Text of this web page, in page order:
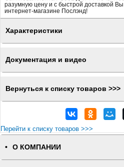
разумную цену и с быстрой доставкой Вы
интернет-магазине Послэнд!
Характеристики
Документация и видео
Вернуться к списку товаров >>>
Перейти к списку товаров >>>
О КОМПАНИИ